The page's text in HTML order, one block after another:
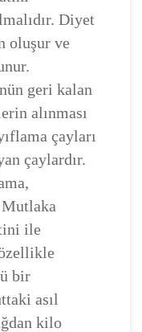
Diyet
oluşur ve
geri kalan
alınması
çayları
çaylardır.
Mutlaka
ile
bir
asıl
kilo